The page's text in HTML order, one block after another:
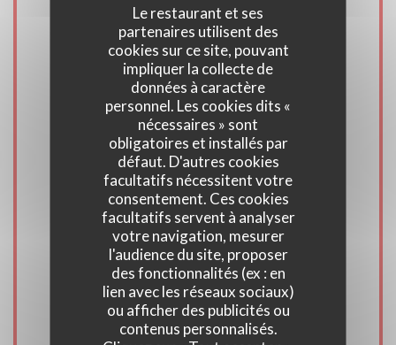
Le restaurant et ses
partenaires utilisent des
cookies sur ce site, pouvant
impliquer la collecte de
données à caractère
personnel. Les cookies dits «
nécessaires » sont
obligatoires et installés par
défaut. D'autres cookies
facultatifs nécessitent votre
consentement. Ces cookies
facultatifs servent à analyser
votre navigation, mesurer
l'audience du site, proposer
des fonctionnalités (ex : en
lien avec les réseaux sociaux)
ou afficher des publicités ou
contenus personnalisés.
Type de restaurant
Restaurant Italien - Pizzeria, Restaurant Italien
Services
Terrasse couverte et chauffée, Salon privatif,
Wifi, Climatisation, Privatisation, Accès aux
personnes à mobilité réduite
Moyens de paiement
Amex, Paiement mobile, Sans Contact, Apple
Pay, Ticket Restaurant, Titres restaurant,
Paiement Sans Contact, Eurocard/Mastercard,
Espèces, Visa, Chèques Vacances, Chèques,
American Express, Carte Bleue